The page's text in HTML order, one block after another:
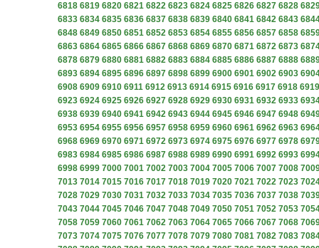
6818 6819 6820 6821 6822 6823 6824 6825 6826 6827 6828
6833 6834 6835 6836 6837 6838 6839 6840 6841 6842 6843
6848 6849 6850 6851 6852 6853 6854 6855 6856 6857 6858
6863 6864 6865 6866 6867 6868 6869 6870 6871 6872 6873
6878 6879 6880 6881 6882 6883 6884 6885 6886 6887 6888
6893 6894 6895 6896 6897 6898 6899 6900 6901 6902 6903
6908 6909 6910 6911 6912 6913 6914 6915 6916 6917 6918 6919
6923 6924 6925 6926 6927 6928 6929 6930 6931 6932 6933
6938 6939 6940 6941 6942 6943 6944 6945 6946 6947 6948
6953 6954 6955 6956 6957 6958 6959 6960 6961 6962 6963
6968 6969 6970 6971 6972 6973 6974 6975 6976 6977 6978
6983 6984 6985 6986 6987 6988 6989 6990 6991 6992 6993
6998 6999 7000 7001 7002 7003 7004 7005 7006 7007 7008
7013 7014 7015 7016 7017 7018 7019 7020 7021 7022 7023
7028 7029 7030 7031 7032 7033 7034 7035 7036 7037 7038
7043 7044 7045 7046 7047 7048 7049 7050 7051 7052 7053
7058 7059 7060 7061 7062 7063 7064 7065 7066 7067 7068
7073 7074 7075 7076 7077 7078 7079 7080 7081 7082 7083